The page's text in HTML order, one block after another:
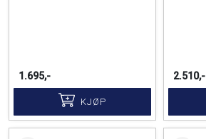
1.695,-
KJØP
2.510,-